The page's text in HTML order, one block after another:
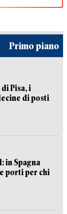
Primo piano
Pisa, i
di posti
in Spagna
porti per chi